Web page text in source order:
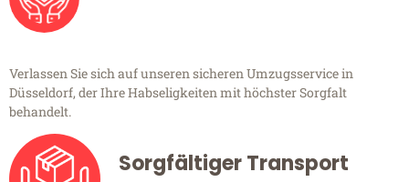
Verlassen Sie sich auf unseren sicheren Umzugsservice in
Düsseldorf, der Ihre Habseligkeiten mit höchster Sorgfalt
behandelt.
Sorgfältiger Transport